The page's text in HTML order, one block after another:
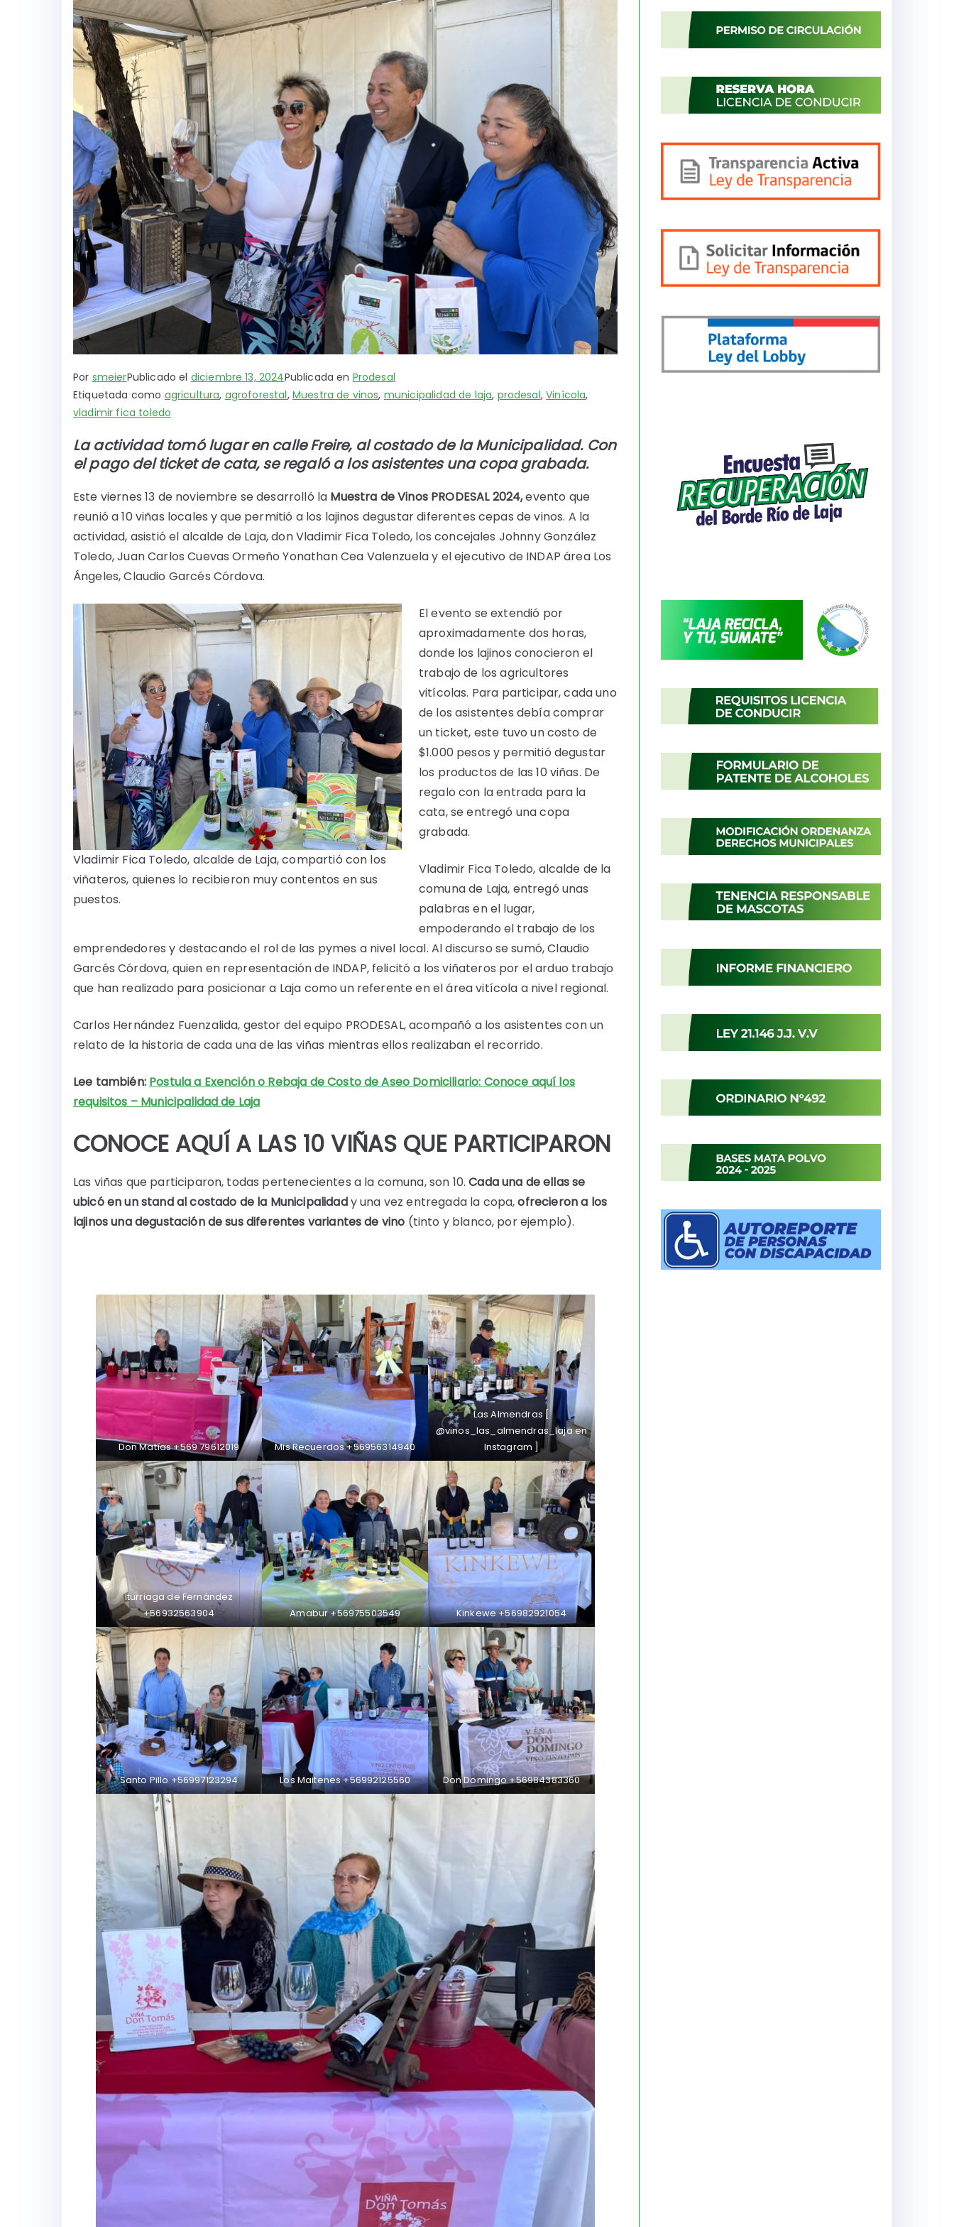
Por smeierPublicado el diciembre 13, 2024Publicada en Prodesal
Etiquetada como agricultura, agroforestal, Muestra de vinos, municipalidad de laja, prodesal,Vinícola,
vladimir fica toledo
La actividad tomó lugar en calle Freire, al costado de la Municipalidad. Con
el pago del ticket de cata, se regaló a los asistentes una copa grabada.
Este viernes 13 de noviembre se desarrolló la Muestra de Vinos PRODESAL 2024,evento que
reunió a 10 viñas locales y que permitió a los lajinos degustar diferentes cepas de vinos. A la
actividad, asistió el alcalde de Laja, don Vladimir Fica Toledo, los concejales Johnny González
Toledo, Juan Carlos Cuevas Ormeño Yonathan Cea Valenzuela y el ejecutivo de INDAP área Los
Ángeles, Claudio Garcés Córdova.
Vladimir Fica Toledo, alcalde de Laja, compartió con los
viñateros, quienes lo recibieron muy contentos en sus
puestos.
El evento se extendió por
aproximadamente dos horas,
donde los lajinos conocieron el
trabajo de los agricultores
vitícolas. Para participar, cada uno
de los asistentes debía comprar
un ticket, este tuvo un costo de
$1.000 pesos y permitió degustar
los productos de las 10 viñas. De
regalo con la entrada para la
cata, se entregó una copa
grabada.
Vladimir Fica Toledo, alcalde de la
comuna de Laja, entregó unas
palabras en el lugar,
empoderando el trabajo de los
emprendedores y destacando el rol de las pymes a nivel local. Al discurso se sumó, Claudio
Garcés Córdova, quien en representación de INDAP, felicitó a los viñateros por el arduo trabajo
que han realizado para posicionar a Laja como un referente en el área vitícola a nivel regional.
Carlos Hernández Fuenzalida, gestor del equipo PRODESAL, acompañó a los asistentes con un
relato de la historia de cada una de las viñas mientras ellos realizaban el recorrido.
Lee también: Postula a Exención o Rebaja de Costo de Aseo Domiciliario: Conoce aquí los
requisitos – Municipalidad de Laja
CONOCE AQUÍ A LAS 10 VIÑAS QUE PARTICIPARON
Las viñas que participaron, todas pertenecientes a la comuna, son 10.Cada una de ellas se
ubicó en un stand al costado de la Municipalidady una vez entregada la copa,ofrecieron a los
lajinos una degustación de sus diferentes variantes de vino (tinto y blanco, por ejemplo).
Don Matías +569 79612019 Mis Recuerdos +56956314940
Las Almendras [
@vinos_las_almendras_laja en
Instagram ]
Iturriaga de Fernández
+56932563904
Amabur +56975503549 Kinkewe +56982921054
Santo Pillo +56997123294 Los Maitenes +56992125560 Don Domingo +56984383360